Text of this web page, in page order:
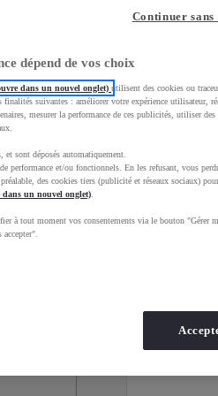
dépend de vos choix
dans un nouvel onglet) utilisent des cookies ou
suivantes : améliorer votre expérience utilisateur,
mesurer la performance de ces publicités, utiliser des
et sont déposés automatiquement.
performance et/ou fonctionnels. En les refusant, vous
des cookies tiers (publicité et réseaux sociaux)
un nouvel onglet)
à tout moment vos consentements via le bouton "Gérer
Continuer